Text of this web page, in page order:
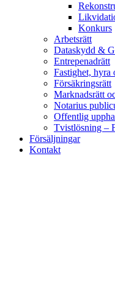
Konkurs
Arbetsrätt
Dataskydd &
Entrepenadrätt
Fastighet, hyra
Försäkringsrätt
Marknadsrätt
Notarius
Offentlig
Tvistlösning –
Försäljningar
Kontakt